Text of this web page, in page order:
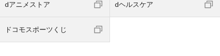
dアニメストア dヘルスケア
ドコモスポーツくじ